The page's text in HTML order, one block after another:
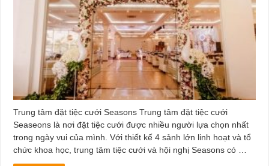
Trung tâm đặt tiệc cưới Seasons Trung tâm đặt tiệc cưới
Seaseons là nơi đặt tiệc cưới được nhiều người lựa chọn nhất
trong ngày vui của mình. Với thiết kế 4 sảnh lớn linh hoạt và tổ
chức khoa học, trung tâm tiệc cưới và hội nghị Seasons có …